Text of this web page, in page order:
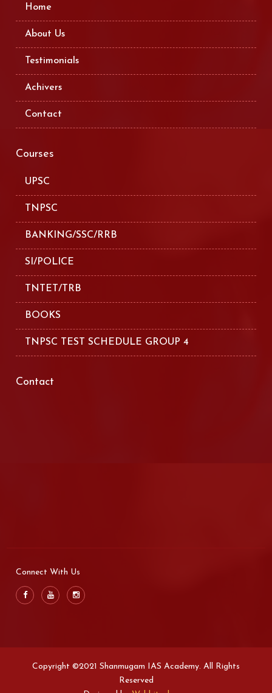
Home
About Us
Testimonials
Achivers
Contact
Courses
UPSC
TNPSC
BANKING/SSC/RRB
SI/POLICE
TNTET/TRB
BOOKS
TNPSC TEST SCHEDULE GROUP 4
Contact
Connect With Us
Copyright ©2021 Shanmugam IAS Academy. All Rights
Reserved